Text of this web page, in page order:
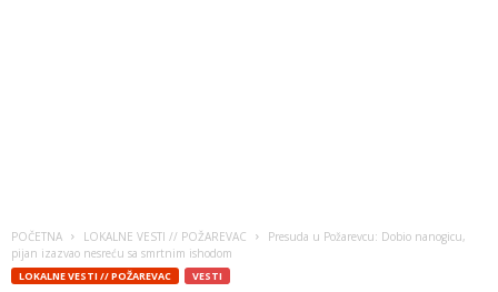
POČETNA LOKALNE VESTI // POŽAREVAC
Presuda u Požarevcu: Dobio nanogicu,
pijan izazvao nesreću sa smrtnim ishodom
LOKALNE VESTI // POŽAREVAC VESTI